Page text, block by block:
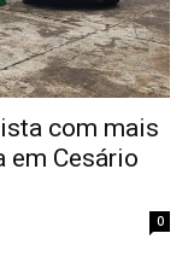
com mais
em Cesário
0